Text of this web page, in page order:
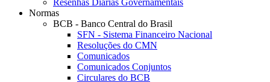
Normas
BCB - Banco Central do Brasil
SFN - Sistema Financeiro Nacional
Resoluções do CMN
Comunicados
Comunicados Conjuntos
Circulares do BCB